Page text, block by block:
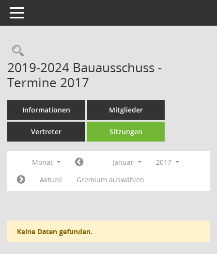
Toggle navigation
Rechercheauswahl
2019-2024 Bauausschuss -
Termine 2017
Informationen Mitglieder
Vertreter Sitzungen
Monat Januar
2017
Aktuell
Gremium auswählen
Keine Daten gefunden.